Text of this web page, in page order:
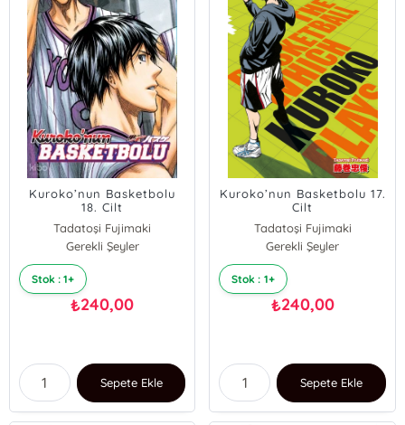
Kuroko’nun Basketbolu
18. Cilt
Tadatoşi Fujimaki
Gerekli Şeyler
Stok : 1+
₺240,00
Sepete Ekle
Kuroko’nun Basketbolu 17.
Cilt
Tadatoşi Fujimaki
Gerekli Şeyler
Stok : 1+
₺240,00
Sepete Ekle